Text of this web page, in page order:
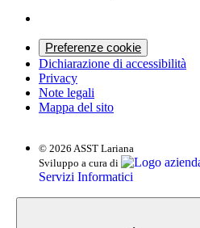
Preferenze cookie
Dichiarazione di accessibilità
Privacy
Note legali
Mappa del sito
© 2026 ASST Lariana
Sviluppo a cura di
Servizi Informatici